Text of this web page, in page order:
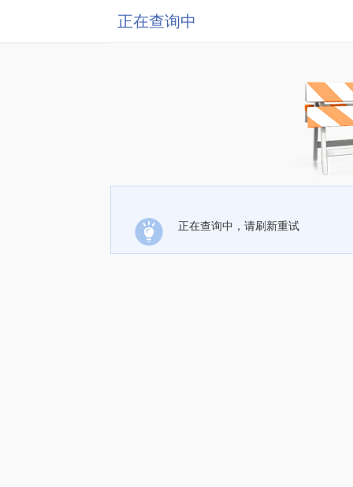
正在查询中
正在查询中，请刷新重试